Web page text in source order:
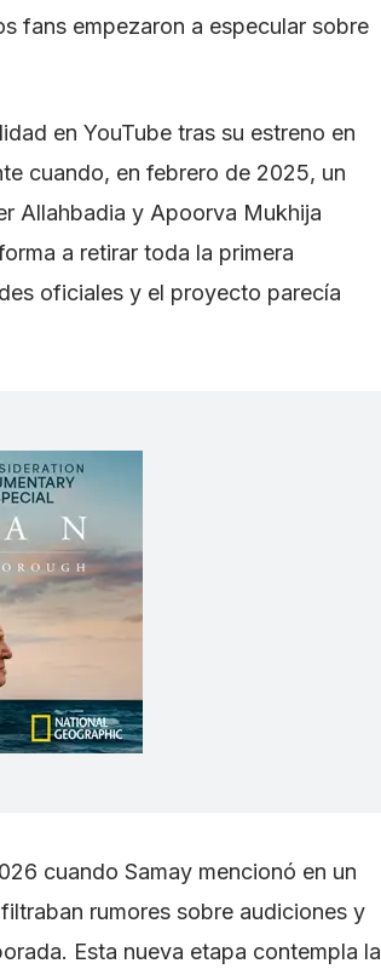
fans empezaron a especular sobre
en YouTube tras su estreno en
cuando, en febrero de 2025, un
Allahbadia y Apoorva Mukhija
a retirar toda la primera
oficiales y el proyecto parecía
cuando Samay mencionó en un
rumores sobre audiciones y
Esta nueva etapa contempla la